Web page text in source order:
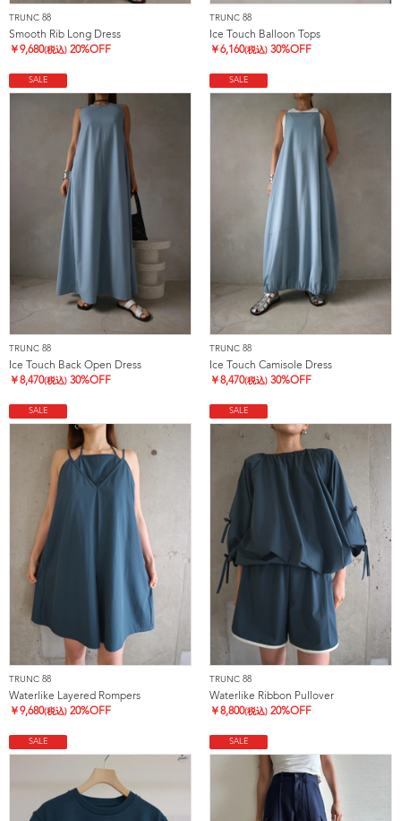
TRUNC 88
Smooth Rib Long Dress
￥9,680(税込) 20%OFF
TRUNC 88
Ice Touch Balloon Tops
￥6,160(税込) 30%OFF
SALE
TRUNC 88
Ice Touch Back Open Dress
￥8,470(税込) 30%OFF
SALE
TRUNC 88
Ice Touch Camisole Dress
￥8,470(税込) 30%OFF
SALE
TRUNC 88
Waterlike Layered Rompers
￥9,680(税込) 20%OFF
SALE
TRUNC 88
Waterlike Ribbon Pullover
￥8,800(税込) 20%OFF
SALE SALE